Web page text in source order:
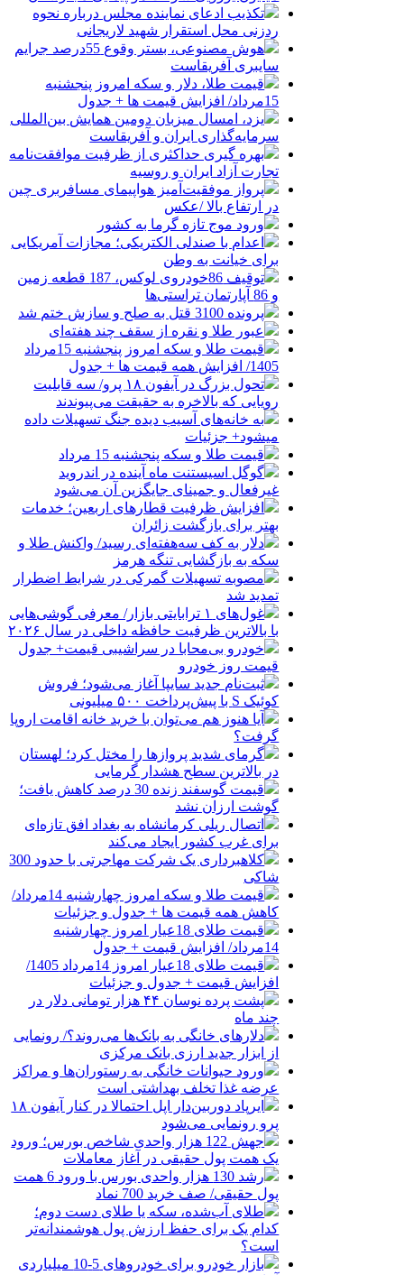
تکذیب ادعای نماینده مجلس درباره نحوه
ردزنی محل استقرار شهید لاریجانی
هوش مصنوعی، بستر وقوع 55درصد جرایم
سایبری آفریقاست
قیمت طلا، دلار و سکه امروز پنجشنبه
15مرداد/ افزایش قیمت ها + جدول
یزد، امسال میزبان دومین همایش بین‌المللی
سرمایه‌گذاری ایران و آفریقاست
بهره گیری حداکثری از ظرفیت موافقت‌نامه
تجارت آزاد ایران و روسیه
پرواز موفقیت‌آمیز هواپیمای مسافربری چین
در ارتفاع بالا /عکس
ورود موج تازه گرما به کشور
اعدام با صندلی الکتریکی؛ مجازات آمریکایی
برای خیانت به وطن
توقیف 86خودروی لوکس، 187 قطعه زمین
و 86 آپارتمان تراستی‌ها
پرونده 3100 قتل به صلح و سازش ختم شد
عبور طلا و نقره از سقف چند هفته‌ای
قیمت طلا و سکه امروز پنجشنبه 15مرداد
1405/ افزایش همه قیمت ها + جدول
تحول بزرگ در آیفون ۱۸ پرو/ سه قابلیت
رویایی که بالاخره به حقیقت می‌پیوندند
به خانه‌های آسیب دیده جنگ تسهیلات داده
میشود+ جزئیات
قیمت طلا و سکه پنجشنبه 15 مرداد
گوگل اسیستنت ماه آینده در اندروید
غیرفعال و جمینای جایگزین آن می‌شود
افزایش ظرفیت قطارهای اربعین؛ خدمات
بهتر برای بازگشت زائران
دلار به کف سه‌هفته‌ای رسید/ واکنش طلا و
سکه به بازگشایی تنگه هرمز
مصوبه تسهیلات گمرکی در شرایط اضطرار
تمدید شد
غول‌های ۱ ترابایتی بازار/ معرفی گوشی‌هایی
با بالاترین ظرفیت حافظه داخلی در سال ۲۰۲۶
خودرو بی‌محابا در سراشیبی قیمت+ جدول
قیمت روز خودرو
ثبت‌نام جدید سایپا آغاز می‌شود؛ فروش
کوئیک S با پیش‌پرداخت ۵۰۰ میلیونی
آیا هنوز هم می‌توان با خرید خانه اقامت اروپا
گرفت؟
گرمای شدید پروازها را مختل کرد؛ لهستان
در بالاترین سطح هشدار گرمایی
قیمت گوسفند زنده 30 درصد کاهش یافت؛
گوشت ارزان نشد
اتصال ریلی کرمانشاه به بغداد افق تازه‌ای
برای غرب کشور ایجاد می‌کند
کلاهبرداری یک شرکت مهاجرتی با حدود 300
شاکی
قیمت طلا و سکه امروز چهارشنبه 14مرداد/
کاهش همه قیمت ها + جدول و جزئیات
قیمت طلای 18عیار امروز چهارشنبه
14مرداد/ افزایش قیمت + جدول
قیمت طلای 18عیار امروز 14مرداد 1405/
افزایش قیمت + جدول و جزئیات
پشت پرده نوسان ۴۴ هزار تومانی دلار در
چند ماه
دلارهای خانگی به بانک‌ها می‌روند؟/ رونمایی
از ابزار جدید ارزی بانک مرکزی
ورود حیوانات خانگی به رستوران‌ها و مراکز
عرضه غذا تخلف بهداشتی است
ایرپاد دوربین‌دار اپل احتمالا در کنار آیفون ۱۸
پرو رونمایی می‌شود
جهش 122 هزار واحدی شاخص بورس؛ ورود
یک همت پول حقیقی در آغاز معاملات
رشد 130 هزار واحدی بورس با ورود 6 همت
پول حقیقی/ صف خرید 700 نماد
طلای آب‌شده، سکه یا طلای دست دوم؛
کدام یک برای حفظ ارزش پول هوشمندانه‌تر
است؟
بازار خودرو برای خودروهای 5-10 میلیاردی